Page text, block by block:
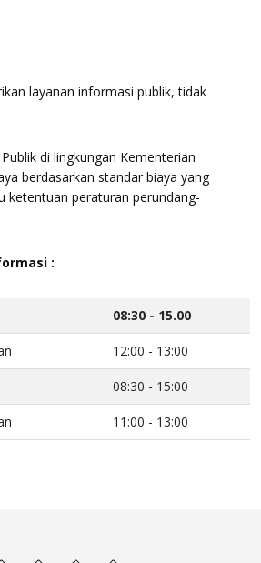
layanan informasi publik, tidak
di lingkungan Kementerian
berdasarkan standar biaya yang
ketentuan peraturan perundang-
:
08:30 - 15.00
12:00 - 13:00
08:30 - 15:00
11:00 - 13:00